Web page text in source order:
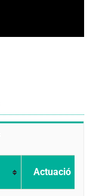
Actuació